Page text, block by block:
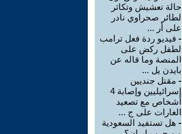
حالة تعشيش وتكاثر
لطائر صحراوي نادر
على أر ...
- فيديو ردة فعل ترامب
لطفل ركض على
المنصة وما قاله عن
بايدن يل ...
- مقتل جنديين
إسرائيليين وإصابة 4
أشخاص مع تصعيد
الغارات على ج ...
- هل تستفيد السعودية